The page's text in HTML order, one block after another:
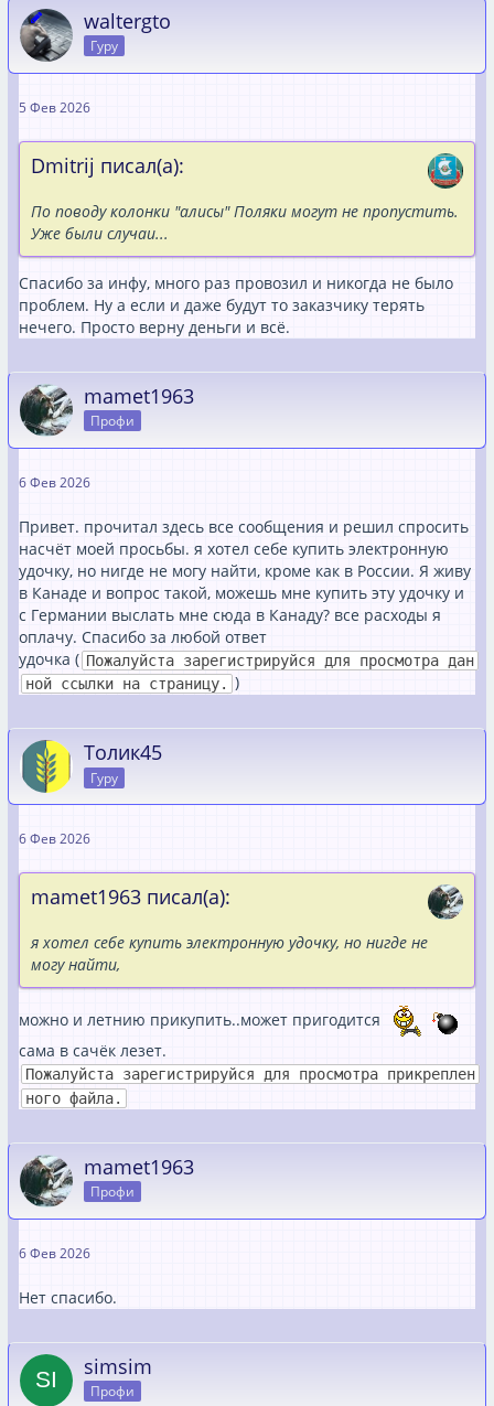
waltergto
Гуру
5 Фев 2026
Dmitrij писал(а):
По поводу колонки "алисы" Поляки могут не пропустить.
Уже были случаи...
Спасибо за инфу, много раз провозил и никогда не было
проблем. Ну а если и даже будут то заказчику терять
нечего. Просто верну деньги и всё.
mamet1963
Профи
6 Фев 2026
Привет. прочитал здесь все сообщения и решил спросить
насчёт моей просьбы. я хотел себе купить электронную
удочку, но нигде не могу найти, кроме как в России. Я живу
в Канаде и вопрос такой, можешь мне купить эту удочку и
с Германии выслать мне сюда в Канаду? все расходы я
оплачу. Спасибо за любой ответ
удочка ( Пожалуйста зарегистрируйся для просмотра дан
ной ссылки на страницу. )
Толик45
Гуру
6 Фев 2026
mamet1963 писал(а):
я хотел себе купить электронную удочку, но нигде не
могу найти,
можно и летнию прикупить..может пригодится
сама в сачёк лезет.
Пожалуйста зарегистрируйся для просмотра прикреплен
ного файла.
mamet1963
Профи
6 Фев 2026
Нет спасибо.
simsim
Профи